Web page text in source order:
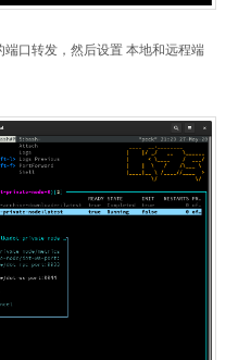
口转发，然后设置 本地和远程端